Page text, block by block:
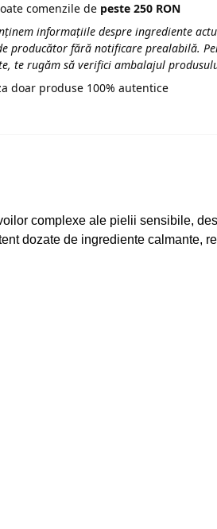
comenzile de peste 250 RON
informațiile despre ingrediente
producător fără notificare prealabilă.
te rugăm să verifici ambalajul
doar produse 100% autentice
complexe ale pielii sensibile,
dozate de ingrediente calmante,